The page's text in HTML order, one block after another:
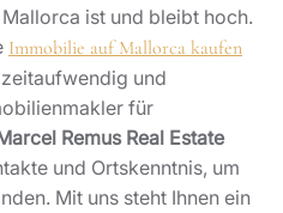
ist und bleibt hoch.
Immobilie auf Mallorca kaufen
und
für
Remus Real Estate
und Ortskenntnis, um
Mit uns steht Ihnen ein